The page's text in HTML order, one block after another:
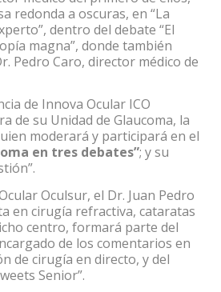
redonda a oscuras, en “La
dentro del debate “El
magna”, donde también
Pedro Caro, director médico de
de Innova Ocular ICO
de su Unidad de Glaucoma, la
moderará y participará en el
en tres debates”; y su
Oculsur, el Dr. Juan Pedro
en cirugía refractiva, cataratas
centro, formará parte del
de los comentarios en
de cirugía en directo, y del
Senior”.